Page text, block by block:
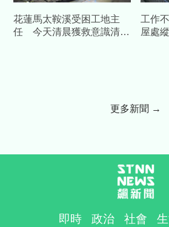
花蓮馬太鞍溪受困工地主
任 今天清晨獲救意識清楚
工作
屋處
更多新聞 →
即時 政治 社會